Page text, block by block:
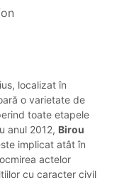
localizat în
o varietate de
toate etapele
anul 2012, Birou
implicat atât în
actelor
cu caracter civil